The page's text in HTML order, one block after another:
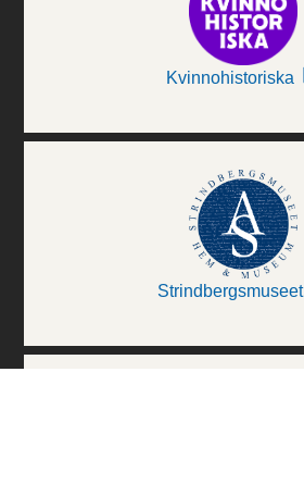
Kvinnohistoriska
Strindbergsmuseet